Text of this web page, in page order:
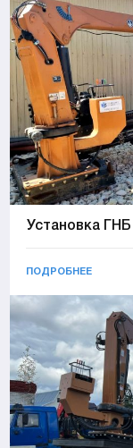
Установка
ПОДРОБНЕЕ